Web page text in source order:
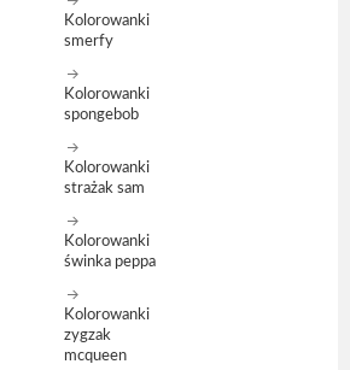
Kolorowanki
smerfy
Kolorowanki
spongebob
Kolorowanki
strażak sam
Kolorowanki
świnka peppa
Kolorowanki
zygzak
mcqueen